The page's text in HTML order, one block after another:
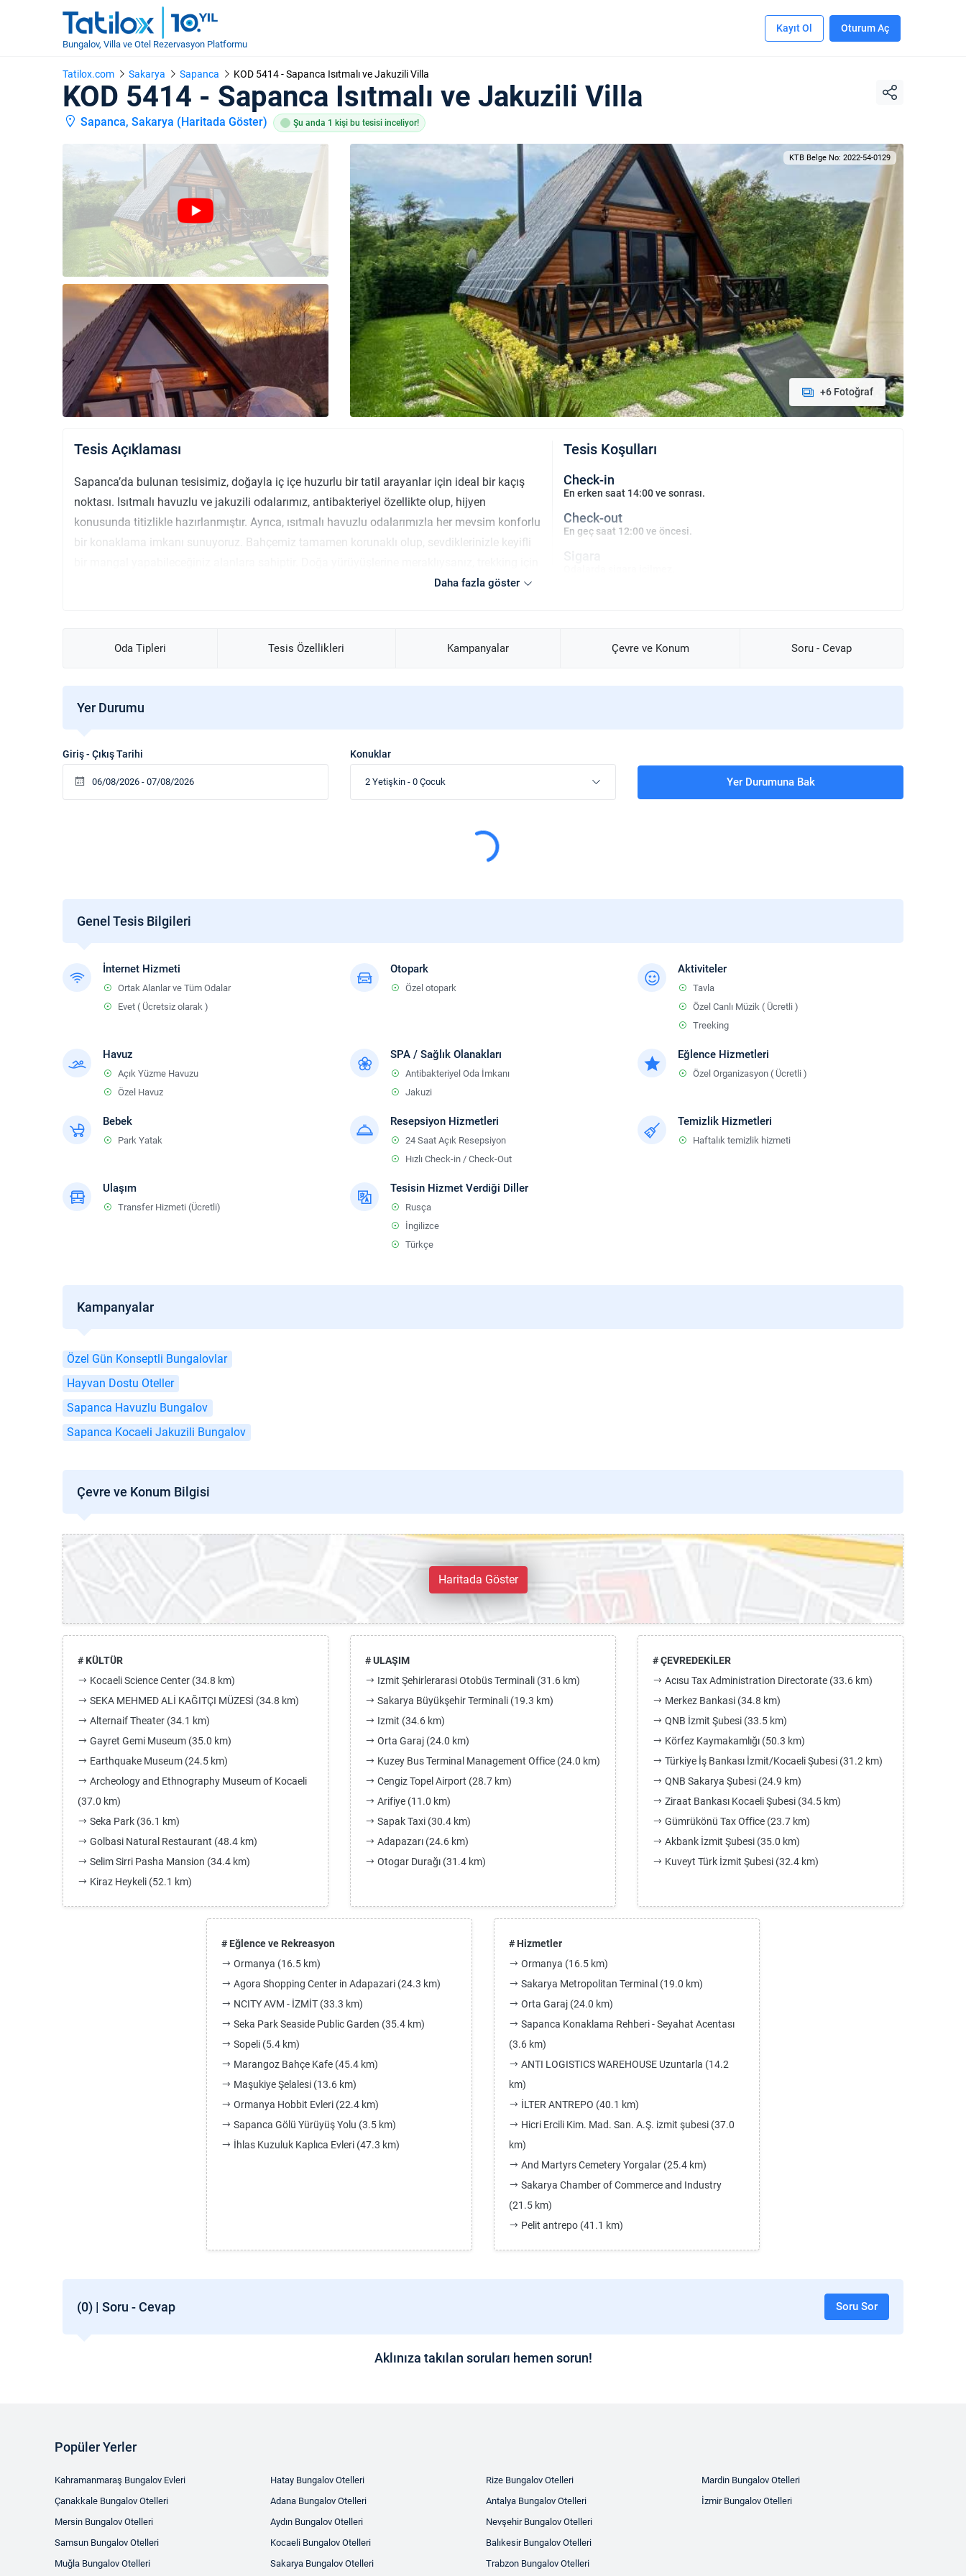
Bungalov, Villa ve Otel Rezervasyon Platformu
Kayıt Ol Oturum Aç
Tatilox.com Sakarya Sapanca KOD 5414 - Sapanca Isıtmalı ve Jakuzili Villa
KOD 5414 - Sapanca Isıtmalı ve Jakuzili Villa
Sapanca, Sakarya (Haritada Göster) Şu anda 1 kişi bu tesisi inceliyor!
+6 Fotoğraf
KTB Belge No: 2022-54-0129
Tesis Açıklaması
Sapanca’da bulunan tesisimiz, doğayla iç içe huzurlu bir tatil arayanlar için ideal bir kaçış
noktası. Isıtmalı havuzlu ve jakuzili odalarımız, antibakteriyel özellikte olup, hijyen
konusunda titizlikle hazırlanmıştır. Ayrıca, ısıtmalı havuzlu odalarımızla her mevsim konforlu
bir konaklama imkanı sunuyoruz. Bahçemiz tamamen korunaklı olup, sevdiklerinizle keyifli
çevrede harika rotalar sizi bekliyor. Sapanca’nın temiz havasında yürüyüş yapıp, günün
Tesis Koşulları
Check-in
En erken saat 14:00 ve sonrası.
Check-out
En geç saat 12:00 ve öncesi.
Daha fazla göster
Oda Tipleri Tesis Özellikleri Kampanyalar Çevre ve Konum Soru - Cevap
Yer Durumu
Giriş - Çıkış Tarihi Konuklar
2 Yetişkin - 0 Çocuk Yer Durumuna Bak
Genel Tesis Bilgileri
İnternet Hizmeti
Ortak Alanlar ve Tüm Odalar
Evet ( Ücretsiz olarak )
Otopark
Özel otopark
Aktiviteler
Tavla
Özel Canlı Müzik ( Ücretli )
Treeking
Havuz
Açık Yüzme Havuzu
Özel Havuz
SPA / Sağlık Olanakları
Antibakteriyel Oda İmkanı
Jakuzi
Eğlence Hizmetleri
Özel Organizasyon ( Ücretli )
Bebek
Park Yatak
Resepsiyon Hizmetleri
24 Saat Açık Resepsiyon
Hızlı Check-in / Check-Out
Temizlik Hizmetleri
Haftalık temizlik hizmeti
Ulaşım
Transfer Hizmeti (Ücretli)
Tesisin Hizmet Verdiği Diller
Rusça
İngilizce
Türkçe
Kampanyalar
Özel Gün Konseptli Bungalovlar
Hayvan Dostu Oteller
Sapanca Havuzlu Bungalov
Sapanca Kocaeli Jakuzili Bungalov
Çevre ve Konum Bilgisi
Haritada Göster
# KÜLTÜR
Kocaeli Science Center (34.8 km)
SEKA MEHMED ALİ KAĞITÇI MÜZESİ (34.8 km)
Alternaif Theater (34.1 km)
Gayret Gemi Museum (35.0 km)
Earthquake Museum (24.5 km)
Archeology and Ethnography Museum of Kocaeli
(37.0 km)
Seka Park (36.1 km)
Golbasi Natural Restaurant (48.4 km)
Selim Sirri Pasha Mansion (34.4 km)
Kiraz Heykeli (52.1 km)
# ULAŞIM
Izmit Şehirlerarasi Otobüs Terminali (31.6 km)
Sakarya Büyükşehir Terminali (19.3 km)
Izmit (34.6 km)
Orta Garaj (24.0 km)
Kuzey Bus Terminal Management Office (24.0 km)
Cengiz Topel Airport (28.7 km)
Arifiye (11.0 km)
Sapak Taxi (30.4 km)
Adapazarı (24.6 km)
Otogar Durağı (31.4 km)
# ÇEVREDEKİLER
Acısu Tax Administration Directorate (33.6 km)
Merkez Bankasi (34.8 km)
QNB İzmit Şubesi (33.5 km)
Körfez Kaymakamlığı (50.3 km)
Türkiye İş Bankası İzmit/Kocaeli Şubesi (31.2 km)
QNB Sakarya Şubesi (24.9 km)
Ziraat Bankası Kocaeli Şubesi (34.5 km)
Gümrükönü Tax Office (23.7 km)
Akbank İzmit Şubesi (35.0 km)
Kuveyt Türk İzmit Şubesi (32.4 km)
# Eğlence ve Rekreasyon
Ormanya (16.5 km)
Agora Shopping Center in Adapazari (24.3 km)
NCITY AVM - İZMİT (33.3 km)
Seka Park Seaside Public Garden (35.4 km)
Sopeli (5.4 km)
Marangoz Bahçe Kafe (45.4 km)
Maşukiye Şelalesi (13.6 km)
Ormanya Hobbit Evleri (22.4 km)
Sapanca Gölü Yürüyüş Yolu (3.5 km)
İhlas Kuzuluk Kaplıca Evleri (47.3 km)
# Hizmetler
Ormanya (16.5 km)
Sakarya Metropolitan Terminal (19.0 km)
Orta Garaj (24.0 km)
Sapanca Konaklama Rehberi - Seyahat Acentası
(3.6 km)
ANTI LOGISTICS WAREHOUSE Uzuntarla (14.2
km)
İLTER ANTREPO (40.1 km)
Hicri Ercili Kim. Mad. San. A.Ş. izmit şubesi (37.0
km)
And Martyrs Cemetery Yorgalar (25.4 km)
Sakarya Chamber of Commerce and Industry
(21.5 km)
Pelit antrepo (41.1 km)
(0) | Soru - Cevap Soru Sor
Aklınıza takılan soruları hemen sorun!
Popüler Yerler
Kahramanmaraş Bungalov Evleri
Çanakkale Bungalov Otelleri
Mersin Bungalov Otelleri
Samsun Bungalov Otelleri
Muğla Bungalov Otelleri
Hatay Bungalov Otelleri
Adana Bungalov Otelleri
Aydın Bungalov Otelleri
Kocaeli Bungalov Otelleri
Sakarya Bungalov Otelleri
Rize Bungalov Otelleri
Antalya Bungalov Otelleri
Nevşehir Bungalov Otelleri
Balıkesir Bungalov Otelleri
Trabzon Bungalov Otelleri
Mardin Bungalov Otelleri
İzmir Bungalov Otelleri